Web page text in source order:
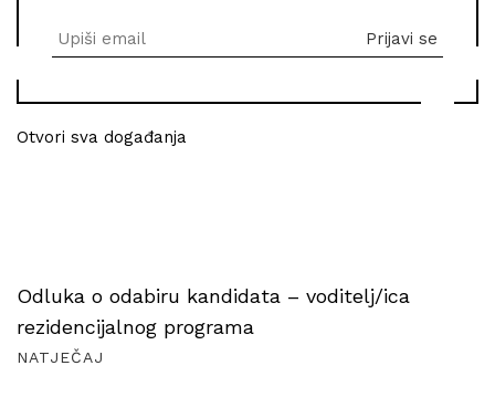
Otvori sva događanja
Odluka o odabiru kandidata – voditelj/ica
rezidencijalnog programa
NATJEČAJ